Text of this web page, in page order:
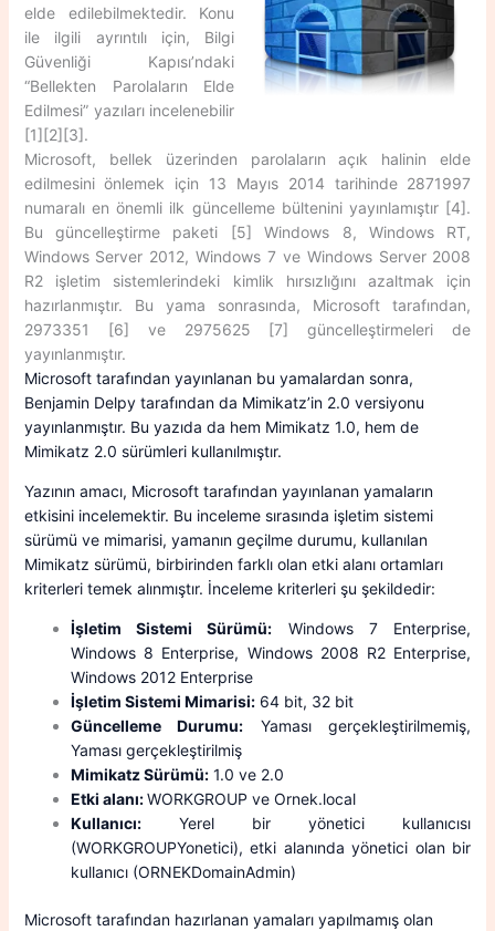
elde edilebilmektedir. Konu
ile ilgili ayrıntılı için, Bilgi
Güvenliği Kapısı’ndaki
“Bellekten Parolaların Elde
Edilmesi” yazıları incelenebilir
[1][2][3].
Microsoft, bellek üzerinden parolaların açık halinin elde
edilmesini önlemek için 13 Mayıs 2014 tarihinde 2871997
numaralı en önemli ilk güncelleme bültenini yayınlamıştır [4].
Bu güncelleştirme paketi [5] Windows 8, Windows RT,
Windows Server 2012, Windows 7 ve Windows Server 2008
R2 işletim sistemlerindeki kimlik hırsızlığını azaltmak için
hazırlanmıştır. Bu yama sonrasında, Microsoft tarafından,
2973351 [6] ve 2975625 [7] güncelleştirmeleri de
yayınlanmıştır.
Microsoft tarafından yayınlanan bu yamalardan sonra,
Benjamin Delpy tarafından da Mimikatz’in 2.0 versiyonu
yayınlanmıştır. Bu yazıda da hem Mimikatz 1.0, hem de
Mimikatz 2.0 sürümleri kullanılmıştır.
Yazının amacı, Microsoft tarafından yayınlanan yamaların
etkisini incelemektir. Bu inceleme sırasında işletim sistemi
sürümü ve mimarisi, yamanın geçilme durumu, kullanılan
Mimikatz sürümü, birbirinden farklı olan etki alanı ortamları
kriterleri temek alınmıştır. İnceleme kriterleri şu şekildedir:
İşletim Sistemi Sürümü: Windows 7 Enterprise,
Windows 8 Enterprise, Windows 2008 R2 Enterprise,
Windows 2012 Enterprise
İşletim Sistemi Mimarisi:64 bit, 32 bit
Güncelleme Durumu: Yaması gerçekleştirilmemiş,
Yaması gerçekleştirilmiş
Mimikatz Sürümü:1.0 ve 2.0
Etki alanı:WORKGROUP ve Ornek.local
Kullanıcı:Yerel bir yönetici kullanıcısı
(WORKGROUPYonetici), etki alanında yönetici olan bir
kullanıcı (ORNEKDomainAdmin)
Microsoft tarafından hazırlanan yamaları yapılmamış olan